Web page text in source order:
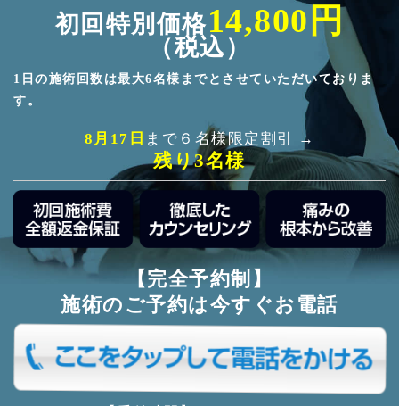
初回特別価格14,800円
（税込）
1日の施術回数は最大6名様までとさせていただいておりま
す。
8月17日 まで６名様限定割引 →
残り3名様
【完全予約制】
施術のご予約は今すぐお電話